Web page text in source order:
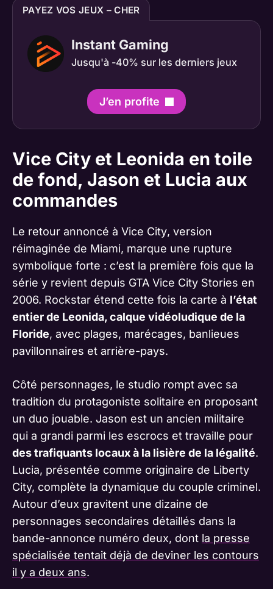
PAYEZ VOS JEUX – CHER
Instant Gaming
Jusqu'à -40% sur les derniers jeux
J’en profite
Vice City et Leonida en toile
de fond, Jason et Lucia aux
commandes
Le retour annoncé à Vice City, version
réimaginée de Miami, marque une rupture
symbolique forte : c’est la première fois que la
série y revient depuis GTA Vice City Stories en
2006. Rockstar étend cette fois la carte à l’état
entier de Leonida, calque vidéoludique de la
Floride, avec plages, marécages, banlieues
pavillonnaires et arrière-pays.
Côté personnages, le studio rompt avec sa
tradition du protagoniste solitaire en proposant
un duo jouable. Jason est un ancien militaire
qui a grandi parmi les escrocs et travaille pour
des trafiquants locaux à la lisière de la légalité.
Lucia, présentée comme originaire de Liberty
City, complète la dynamique du couple criminel.
Autour d’eux gravitent une dizaine de
personnages secondaires détaillés dans la
bande-annonce numéro deux, dont la presse
spécialisée tentait déjà de deviner les contours
il y a deux ans.